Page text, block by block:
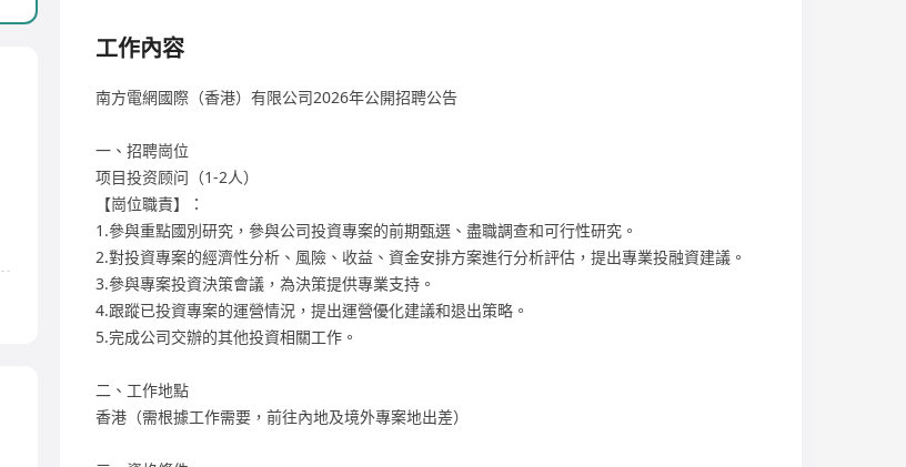
工作內容
南方電網國際（香港）有限公司2026年公開招聘公告
一、招聘崗位
项目投资顾问（1-2人）
【崗位職責】：
1.參與重點國別研究，參與公司投資專案的前期甄選、盡職調查和可行性研究。
2.對投資專案的經濟性分析、風險、收益、資金安排方案進行分析評估，提出專業投融資建議。
3.參與專案投資決策會議，為決策提供專業支持。
4.跟蹤已投資專案的運營情況，提出運營優化建議和退出策略。
5.完成公司交辦的其他投資相關工作。
二、工作地點
香港（需根據工作需要，前往內地及境外專案地出差）